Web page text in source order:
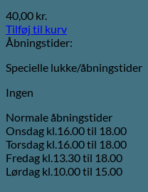
40,00 kr.
Tilføj til kurv
Åbningstider:
Specielle lukke/åbningstider
Ingen
Normale åbningstider
Onsdag kl.16.00 til 18.00
Torsdag kl.16.00 til 18.00
Fredag kl.13.30 til 18.00
Lørdag kl.10.00 til 15.00